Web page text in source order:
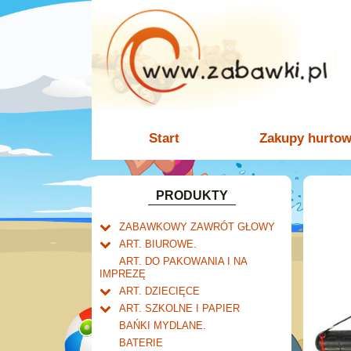
Start Zakupy
PRODUKTY
ZABAWKOWY ZAWRÓT GŁOWY
Welly.
Mały naukowiec.
Zabawki dla chłopców.
cybertransformacja
Akcesoria dla lalek.
ART. BIUROWE.
Kalendarze.
Książkowe
Wieloletnie
Ścienne
Zdzieraki
Dziurkacze i zszywacze.
Klipy i spinacze.
Korektory.
Skoroszyty, teczki i segregatory.
ART. DO PAKOWANIA I NA
IMPREZĘ
ART. DZIECIĘCE
Artykuły drogeryjne.
Produkty dla mamy i
ART. SZKOLNE I PAPIER
Tornistry, plecaki i walizki.
Drobne artykuły szkolne.
BAŃKI MYDLANE.
BATERIE